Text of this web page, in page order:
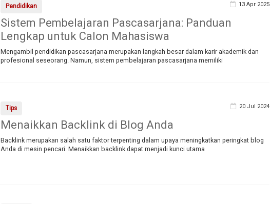
Pendidikan 13 Apr 2025
Sistem Pembelajaran Pascasarjana: Panduan
Lengkap untuk Calon Mahasiswa
Mengambil pendidikan pascasarjana merupakan langkah besar dalam karir akademik dan
profesional seseorang. Namun, sistem pembelajaran pascasarjana memiliki
Tips 20 Jul 2024
Menaikkan Backlink di Blog Anda
Backlink merupakan salah satu faktor terpenting dalam upaya meningkatkan peringkat blog
Anda di mesin pencari. Menaikkan backlink dapat menjadi kunci utama